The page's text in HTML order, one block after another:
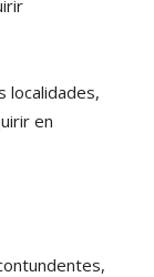
localidades,
en